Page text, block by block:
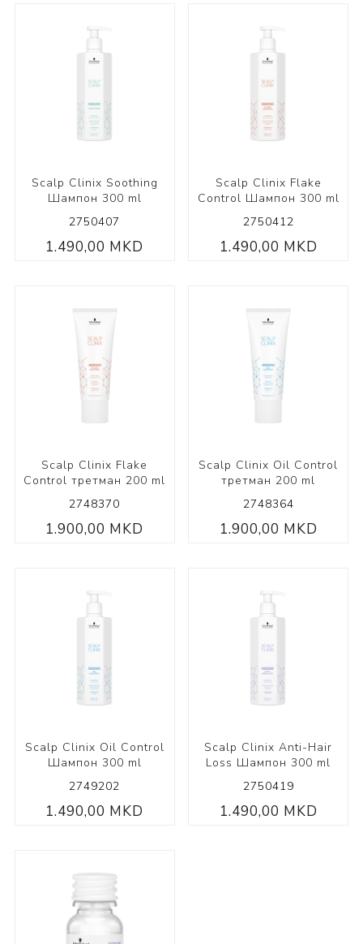
Scalp Clinix Soothing
Шампон 300 ml
2750407
1.490,00 MKD
Scalp Clinix Flake
Control Шампон 300 ml
2750412
1.490,00 MKD
Scalp Clinix Flake
Control третман 200 ml
2748370
1.900,00 MKD
Scalp Clinix Oil Control
третман 200 ml
2748364
1.900,00 MKD
Scalp Clinix Oil Control
Шампон 300 ml
2749202
1.490,00 MKD
Scalp Clinix Anti-Hair
Loss Шампон 300 ml
2750419
1.490,00 MKD